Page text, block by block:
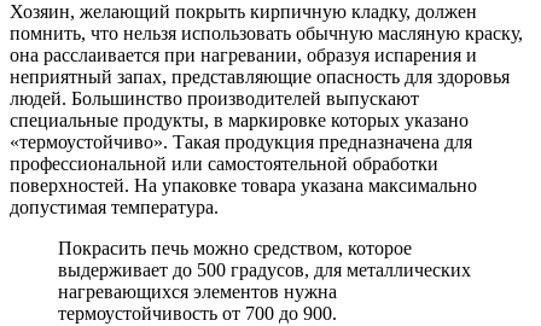
Хозяин, желающий покрыть кирпичную кладку, должен
помнить, что нельзя использовать обычную масляную краску,
она расслаивается при нагревании, образуя испарения и
неприятный запах, представляющие опасность для здоровья
людей. Большинство производителей выпускают
специальные продукты, в маркировке которых указано
«термоустойчиво». Такая продукция предназначена для
профессиональной или самостоятельной обработки
поверхностей. На упаковке товара указана максимально
допустимая температура.
Покрасить печь можно средством, которое
выдерживает до 500 градусов, для металлических
нагревающихся элементов нужна
термоустойчивость от 700 до 900.